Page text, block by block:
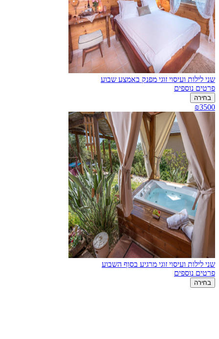
שני לילות ועיסוי זוגי מפנק באמצע שבוע
פרטים נוספים
בחירה
₪3500
שני לילות ועיסוי זוגי מרגיע בסוף השבוע
פרטים נוספים
בחירה